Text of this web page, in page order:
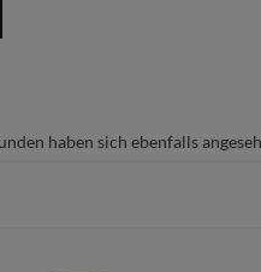
Kapuze mit gleichfarbigem
Schnitt
haben sich ebenfalls